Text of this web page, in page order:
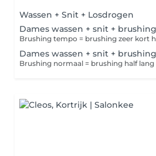
Wassen + Snit + Losdrogen
Dames wassen + snit +
Brushing tempo = brushing zeer kort
Dames wassen + snit +
Brushing normaal = brushing half lang